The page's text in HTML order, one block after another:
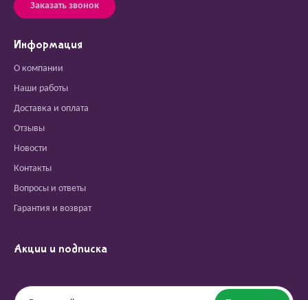
Заказать звонок
Информация
О компании
Наши работы
Доставка и оплата
Отзывы
Новости
Контакты
Вопросы и ответы
Гарантия и возврат
Акции и подписка